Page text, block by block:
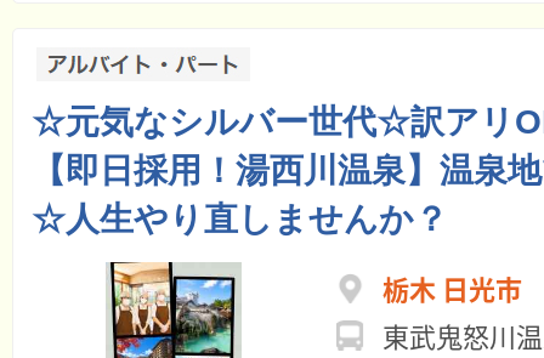
☆元気なシルバー世代☆訳アリ
【即日採用！湯西川温泉】温泉
☆人生やり直しませんか？
栃木 日光市
東武鬼怒川